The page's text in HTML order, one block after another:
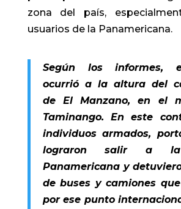
zona del país,
usuarios de la Panamericana.
Según los informes,
ocurrió a la altura del
de El Manzano, en el
Taminango. En este
individuos armados,
lograron salir a la
Panamericana y
de buses y camiones
por ese punto